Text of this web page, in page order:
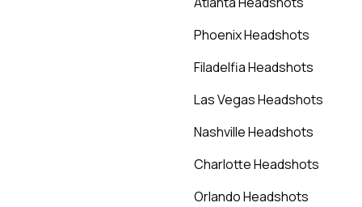
Phoenix Headshots
Filadelfia Headshots
Las Vegas Headshots
Nashville Headshots
Charlotte Headshots
Orlando Headshots